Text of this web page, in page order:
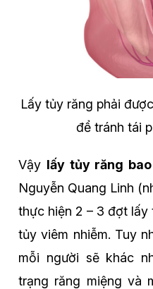
Lấy tủy răng phải
để tránh tái
Vậy lấy tủy răng
Nguyễn Quang Linh
thực hiện 2 – 3 đợt lấy
tủy viêm nhiễm. Tuy
mỗi người sẽ khác
trạng răng miệng và